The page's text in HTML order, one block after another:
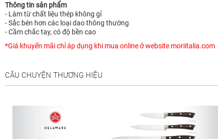
Thông tin sản phẩm
- Làm từ chất liệu thép không gỉ
- Sắc bén hơn các loại dao thông thường
- Cầm chắc tay, có độ bền cao
*Giá khuyến mãi chỉ áp dụng khi mua online ở website moriitalia.com
CÂU CHUYỆN THƯƠNG HIỆU